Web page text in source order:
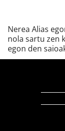
Nerea Alias
nola sartu zen
egon den